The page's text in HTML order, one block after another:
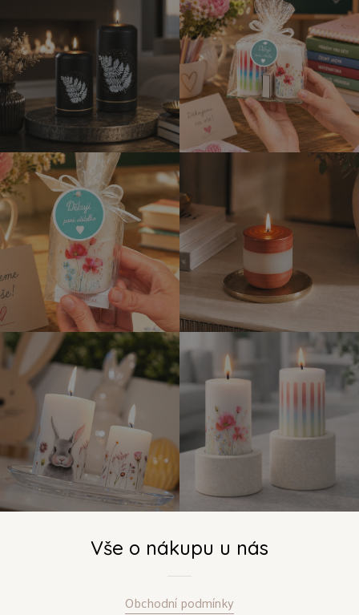
Vše o nákupu u nás
Obchodní podmínky